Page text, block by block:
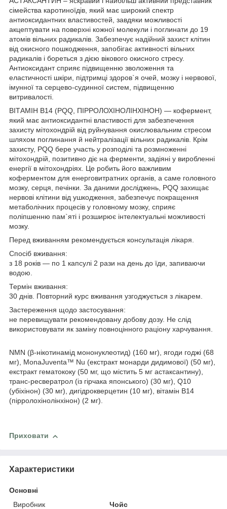
сімейства каротиноїдів, який має широкий спектр
антиоксидантних властивостей, завдяки можливості
акцептувати на поверхні кожної молекули і поглинати до 19
атомів вільних радикалів. Забезпечує надійний захист клітин
від окисного пошкодження, запобігає активності вільних
радикалів і бореться з дією вікового окисного стресу.
Антиоксидант сприяє підвищенню зволоження та
еластичності шкіри, підтримці здоров`я очей, мозку і нервової,
імунної та серцево-судинної систем, підвищенню
витривалості.
ВІТАМІН В14 (PQQ, ПІРРОЛОХІНОЛІНХІНОН) — кофермент,
який має антиоксидантні властивості для забезпечення
захисту мітохондрій від руйнування окислювальним стресом
шляхом поглинання й нейтралізації вільних радикалів. Крім
захисту, PQQ бере участь у розподілі та розмноженні
мітохондрій, позитивно діє на ферменти, задіяні у виробленні
енергії в мітохондріях. Це робить його важливим
коферментом для енерговитратних органів, а саме головного
мозку, серця, печінки. За даними досліджень, PQQ захищає
нервові клітини від ушкодження, забезпечує покращення
метаболічних процесів у головному мозку, сприяє
поліпшенню пам`яті і розширює інтелектуальні можливості
мозку.
Перед вживанням рекомендується консультація лікаря.
Спосіб вживання:
з 18 років — по 1 капсулі 2 рази на день до їди, запиваючи
водою.
Термін вживання:
30 днів. Повторний курс вживання узгоджується з лікарем.
Застереження щодо застосування:
не перевищувати рекомендовану добову дозу. Не слід
використовувати як заміну повноцінного раціону харчування.
NMN (β-нікотинамід мононуклеотид) (160 мг), ягоди годжі (68
мг), MonaJuventa™ Nu (екстракт монарди дидимової) (50 мг),
екстракт гематококу (50 мг, що містить 5 мг астаксантину),
транс-ресвератрол (із гірчака японського) (30 мг), Q10
(убіхінон) (30 мг), дигідрокверцетин (10 мг), вітамін В14
(пірролохінолінхінон) (2 мг).
Приховати
Характеристики
Основні
Виробник
Чойс